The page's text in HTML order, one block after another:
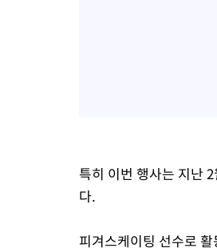
특히 이번 행사는 지난
다.
피겨스케이팅 선수로